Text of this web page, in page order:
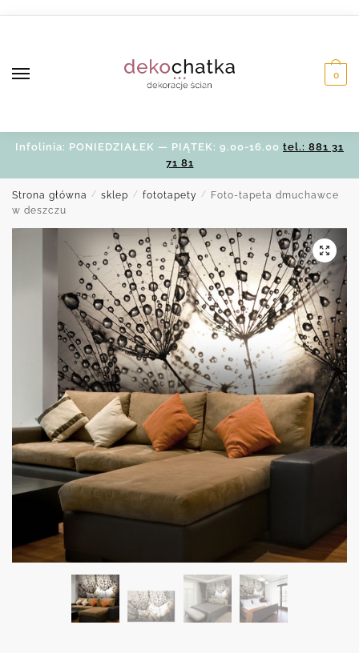
0
Infolinia: PONIEDZIAŁEK — PIĄTEK: 9.00-16.00 tel.: 881 31
71 81
Strona główna / sklep / fototapety /
Foto-tapeta dmuchawce
w deszczu